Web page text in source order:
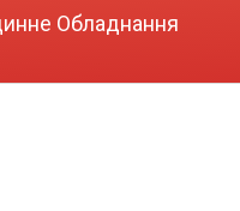
Обладнання